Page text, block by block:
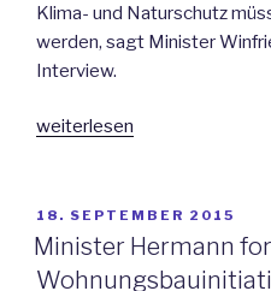
Klima- und Naturschutz
werden, sagt Minister
Interview.
„Interview
Winfried
Hermann:
„19
weiterlesen
VERÖFFENTLICHT
AM
18. SEPTEMBER 2015
Minister Hermann